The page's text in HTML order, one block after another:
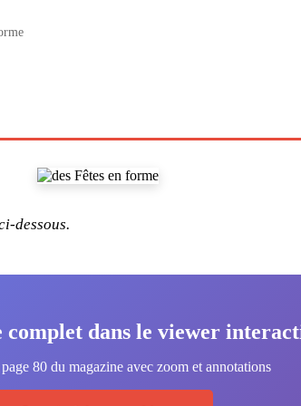
dessous.
dans le viewer
80 du magazine avec zoom et annotations